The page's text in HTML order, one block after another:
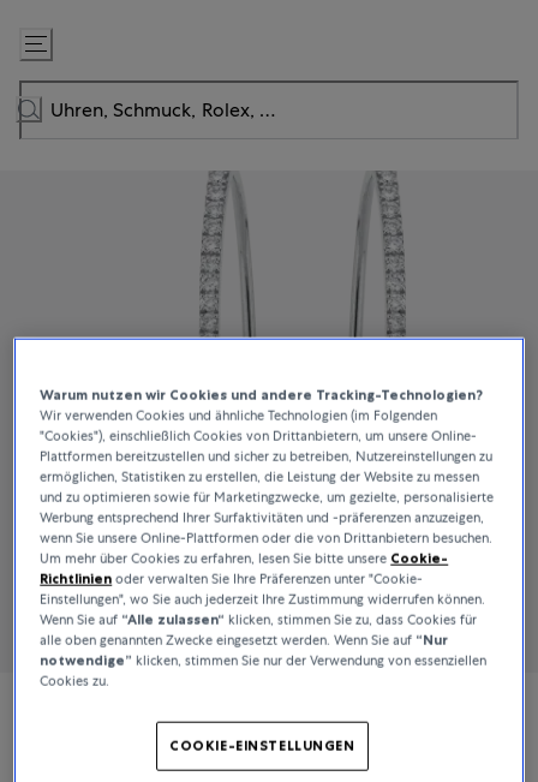
Zum
Inhalt
springen
Bucherer Fine Jewellery
Warum nutzen wir Cookies und andere Tracking-Technologien?
Wir verwenden Cookies und ähnliche Technologien (im Folgenden
"Cookies"), einschließlich Cookies von Drittanbietern, um unsere Online-
Plattformen bereitzustellen und sicher zu betreiben, Nutzereinstellungen zu
ermöglichen, Statistiken zu erstellen, die Leistung der Website zu messen
und zu optimieren sowie für Marketingzwecke, um gezielte, personalisierte
Werbung entsprechend Ihrer Surfaktivitäten und -präferenzen anzuzeigen,
wenn Sie unsere Online-Plattformen oder die von Drittanbietern besuchen.
Um mehr über Cookies zu erfahren, lesen Sie bitte unsere Cookie-
Richtlinien oder verwalten Sie Ihre Präferenzen unter "Cookie-
Einstellungen", wo Sie auch jederzeit Ihre Zustimmung widerrufen können.
Wenn Sie auf “Alle zulassen“ klicken, stimmen Sie zu, dass Cookies für
alle oben genannten Zwecke eingesetzt werden. Wenn Sie auf “Nur
notwendige” klicken, stimmen Sie nur der Verwendung von essenziellen
Cookies zu.
COOKIE-EINSTELLUNGEN